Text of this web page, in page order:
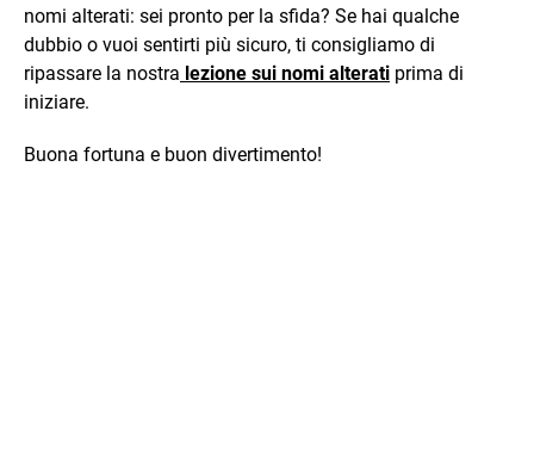
nomi alterati: sei pronto per la sfida? Se hai qualche
dubbio o vuoi sentirti più sicuro, ti consigliamo di
ripassare la nostra lezione sui nomi alterati prima di
iniziare.
Buona fortuna e buon divertimento!